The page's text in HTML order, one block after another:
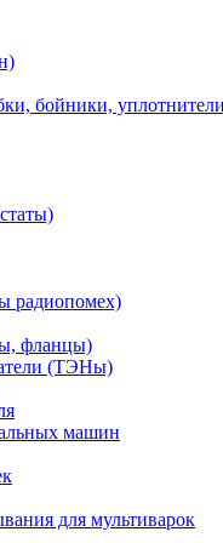
бойники,
радиопомех)
фланцы)
(ТЭНы)
машин
для мультиварок